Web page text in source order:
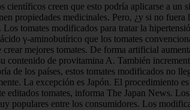
creen que esto podría aplicarse a
propiedades medicinales. Pero, ¿y si no
tomates modificados para tratar la
γ-aminobutírico que los tomates
mejores tomates. De forma artificial
contenido de provitamina A. También
de los países, estos tomates modificados no
La excepción es Japón. El procedimiento
tomates, informa The Japan News.
populares entre los consumidores. Los